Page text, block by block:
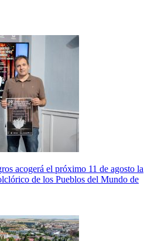
acogerá el próximo 11 de agosto la
de los Pueblos del Mundo de